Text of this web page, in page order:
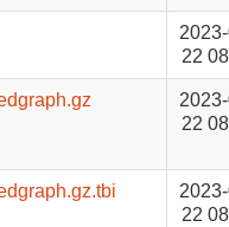
22
22
22